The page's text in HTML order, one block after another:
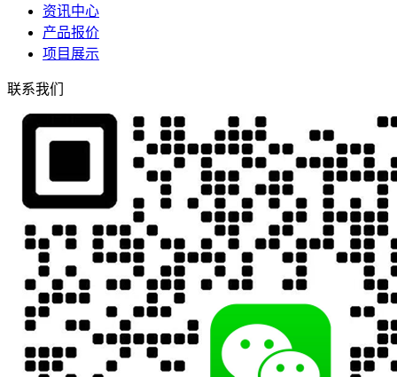
资讯中心
产品报价
项目展示
联系我们